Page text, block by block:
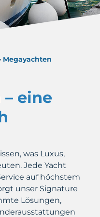
Megayachten
eine
was Luxus,
Jede Yacht
auf höchstem
unser Signature
Lösungen,